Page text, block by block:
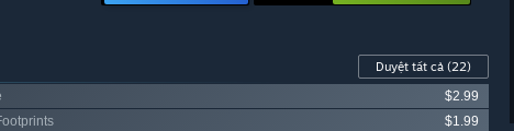
Duyệt tất cả (22)
$2.99
$1.99